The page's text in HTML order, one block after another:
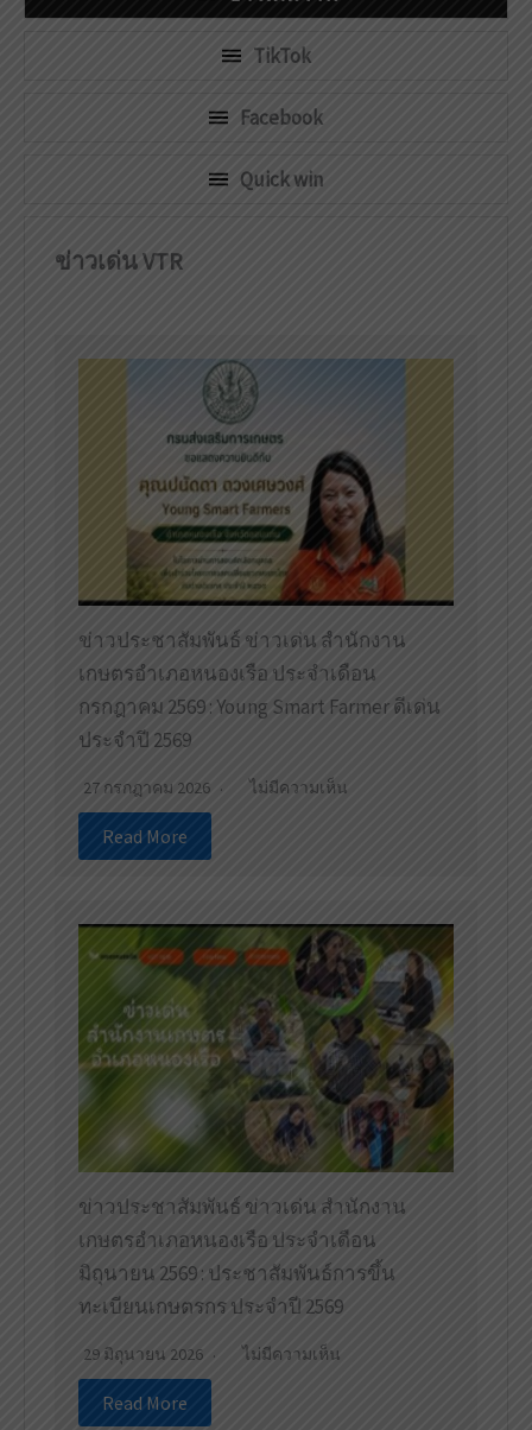
TikTok
Facebook
Quick win
ข่าวเด่น VTR
ข่าวประชาสัมพันธ์ ข่าวเด่น สำนักงาน
เกษตรอำเภอหนองเรือ ประจำเดือน
กรกฎาคม 2569 : Young Smart Farmer ดีเด่น
ประจำปี 2569
27 กรกฎาคม 2026 ไม่มีความเห็น
Read More
ข่าวประชาสัมพันธ์ ข่าวเด่น สำนักงาน
เกษตรอำเภอหนองเรือ ประจำเดือน
มิถุนายน 2569 : ประชาสัมพันธ์การขึ้น
ทะเบียนเกษตรกร ประจำปี 2569
29 มิถุนายน 2026 ไม่มีความเห็น
Read More